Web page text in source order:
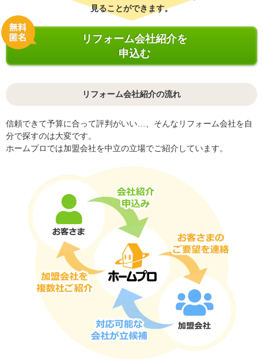
見ることができます。
リフォーム会社紹介を
申込む
リフォーム会社紹介の流れ
信頼できて予算に合って評判がいい…、そんなリフォーム会社を自
分で探すのは大変です。
ホームプロでは加盟会社を中立の立場でご紹介しています。